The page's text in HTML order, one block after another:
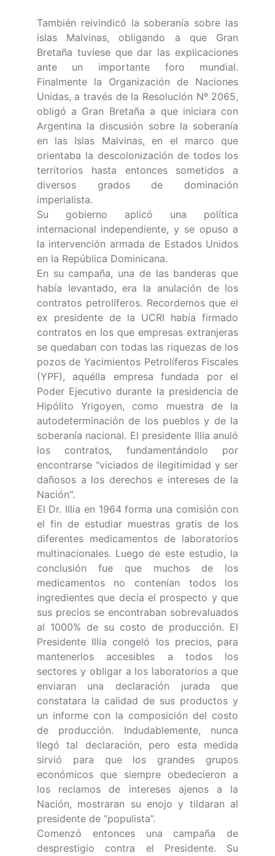
También reivindicó la soberanía sobre las
islas Malvinas, obligando a que Gran
Bretaña tuviese que dar las explicaciones
ante un importante foro mundial.
Finalmente la Organización de Naciones
Unidas, a través de la Resolución Nº 2065,
obligó a Gran Bretaña a que iniciara con
Argentina la discusión sobre la soberanía
en las Islas Malvinas, en el marco que
orientaba la descolonización de todos los
territorios hasta entonces sometidos a
diversos grados de dominación
imperialista.
Su gobierno aplicó una política
internacional independiente, y se opuso a
la intervención armada de Estados Unidos
en la República Dominicana.
En su campaña, una de las banderas que
había levantado, era la anulación de los
contratos petrolíferos. Recordemos que el
ex presidente de la UCRI había firmado
contratos en los que empresas extranjeras
se quedaban con todas las riquezas de los
pozos de Yacimientos Petrolíferos Fiscales
(YPF), aquélla empresa fundada por el
Poder Ejecutivo durante la presidencia de
Hipólito Yrigoyen, como muestra de la
autodeterminación de los pueblos y de la
soberanía nacional. El presidente Illia anuló
los contratos, fundamentándolo por
encontrarse "viciados de ilegitimidad y ser
dañosos a los derechos e intereses de la
Nación".
El Dr. Illia en 1964 forma una comisión con
el fin de estudiar muestras gratis de los
diferentes medicamentos de laboratorios
multinacionales. Luego de este estudio, la
conclusión fue que muchos de los
medicamentos no contenían todos los
ingredientes que decía el prospecto y que
sus precios se encontraban sobrevaluados
al 1000% de su costo de producción. El
Presidente Illia congeló los precios, para
mantenerlos accesibles a todos los
sectores y obligar a los laboratorios a que
enviaran una declaración jurada que
constatara la calidad de sus productos y
un informe con la composición del costo
de producción. Indudablemente, nunca
llegó tal declaración, pero esta medida
sirvió para que los grandes grupos
económicos que siempre obedecieron a
los reclamos de intereses ajenos a la
Nación, mostraran su enojo y tildaran al
presidente de “populista”.
Comenzó entonces una campaña de
desprestigio contra el Presidente. Su